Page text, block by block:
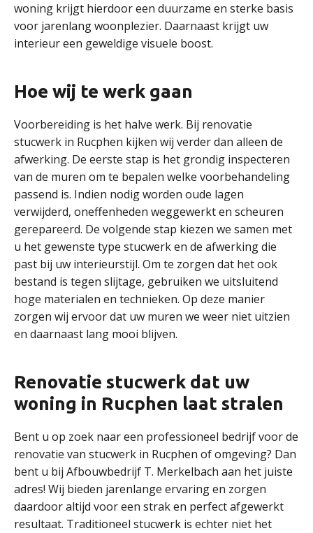
woning krijgt hierdoor een duurzame en sterke basis
voor jarenlang woonplezier. Daarnaast krijgt uw
interieur een geweldige visuele boost.
Hoe wij te werk gaan
Voorbereiding is het halve werk. Bij renovatie
stucwerk in Rucphen kijken wij verder dan alleen de
afwerking. De eerste stap is het grondig inspecteren
van de muren om te bepalen welke voorbehandeling
passend is. Indien nodig worden oude lagen
verwijderd, oneffenheden weggewerkt en scheuren
gerepareerd. De volgende stap kiezen we samen met
u het gewenste type stucwerk en de afwerking die
past bij uw interieurstijl. Om te zorgen dat het ook
bestand is tegen slijtage, gebruiken we uitsluitend
hoge materialen en technieken. Op deze manier
zorgen wij ervoor dat uw muren we weer niet uitzien
en daarnaast lang mooi blijven.
Renovatie stucwerk dat uw
woning in Rucphen laat stralen
Bent u op zoek naar een professioneel bedrijf voor de
renovatie van stucwerk in Rucphen of omgeving? Dan
bent u bij Afbouwbedrijf T. Merkelbach aan het juiste
adres! Wij bieden jarenlange ervaring en zorgen
daardoor altijd voor een strak en perfect afgewerkt
resultaat. Traditioneel stucwerk is echter niet het